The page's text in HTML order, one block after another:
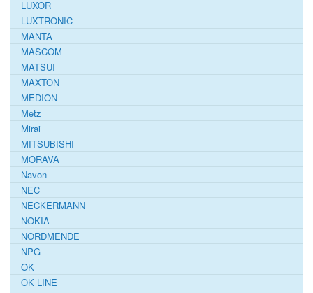
LUXOR
LUXTRONIC
MANTA
MASCOM
MATSUI
MAXTON
MEDION
Metz
Mirai
MITSUBISHI
MORAVA
Navon
NEC
NECKERMANN
NOKIA
NORDMENDE
NPG
OK
OK LINE